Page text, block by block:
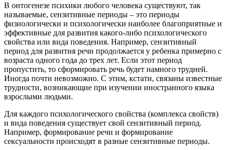
В онтогенезе психики любого человека существуют, так
называемые, сензитивные периоды – это периоды
физиологически и психологически наиболее благоприятные и
эффективные для развития какого-либо психологического
свойства или вида поведения. Например, сензитивный
период для развития речи продолжается у ребенка примерно с
возраста одного года до трех лет. Если этот период
пропустить, то сформировать речь будет намного трудней.
Иногда почти невозможно. С этим, кстати, связаны известные
трудности, возникающие при изучении иностранного языка
взрослыми людьми.
Для каждого психологического свойства (комплекса свойств)
и вида поведения существует свой сензитивный период.
Например, формирование речи и формирование
сексуальности происходят в разные сензитивные периоды.